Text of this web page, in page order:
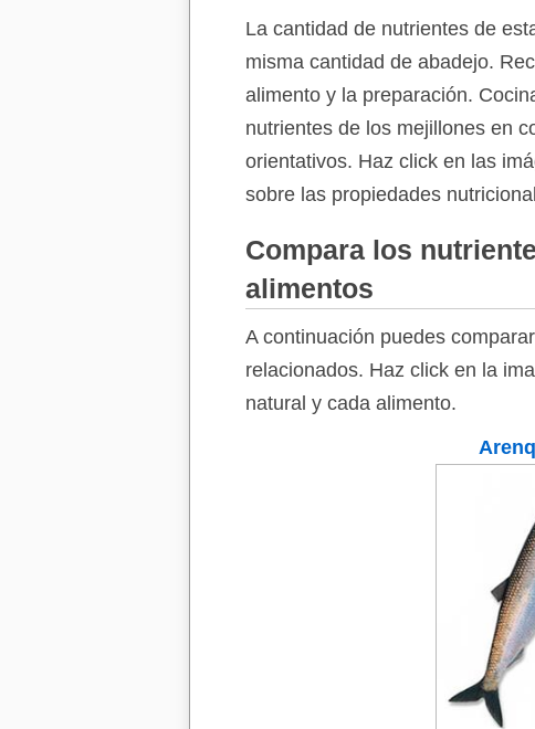
La cantidad de nutrientes de
misma cantidad de abadejo.
alimento y la preparación.
nutrientes de los mejillones en
orientativos. Haz click en las
sobre las propiedades
Compara los
alimentos
A continuación puedes
relacionados. Haz click en la
natural y cada alimento.